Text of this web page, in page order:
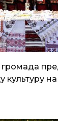
громада
культуру